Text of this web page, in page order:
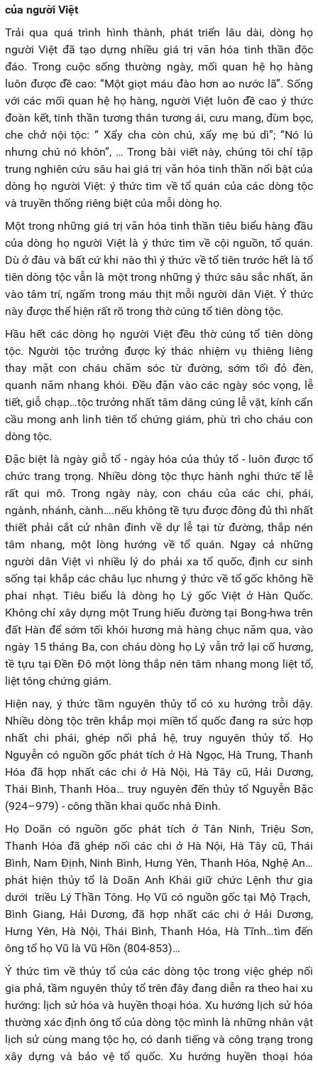
của người Việt
Trải qua quá trình hình thành, phát triển lâu dài, dòng họ
người Việt đã tạo dựng nhiều giá trị văn hóa tinh thần độc
đáo. Trong cuộc sống thường ngày, mối quan hệ họ hàng
luôn được đề cao: “Một giọt máu đào hơn ao nước lã”. Sống
với các mối quan hệ họ hàng, người Việt luôn đề cao ý thức
đoàn kết, tinh thần tương thân tương ái, cưu mang, đùm bọc,
che chở nội tộc: “ Xẩy cha còn chú, xẩy mẹ bú dì”; “Nó lú
nhưng chú nó khôn”, … Trong bài viết này, chúng tôi chỉ tập
trung nghiên cứu sâu hai giá trị văn hóa tinh thần nổi bật của
dòng họ người Việt: ý thức tìm về tổ quán của các dòng tộc
và truyền thống riêng biệt của mỗi dòng họ.
Một trong những giá trị văn hóa tinh thần tiêu biểu hàng đầu
của dòng họ người Việt là ý thức tìm về cội nguồn, tổ quán.
Dù ở đâu và bất cứ khi nào thì ý thức về tổ tiên trước hết là tổ
tiên dòng tộc vẫn là một trong những ý thức sâu sắc nhất, ăn
vào tâm trí, ngấm trong máu thịt mỗi người dân Việt. Ý thức
này được thể hiện rất rõ trong thờ cúng tổ tiên dòng tộc.
Hầu hết các dòng họ người Việt đều thờ cúng tổ tiên dòng
tộc. Người tộc trưởng được ký thác nhiệm vụ thiêng liêng
thay mặt con cháu chăm sóc từ đường, sớm tối đỏ đèn,
quanh năm nhang khói. Đều đặn vào các ngày sóc vọng, lễ
tiết, giỗ chạp…tộc trưởng nhất tâm dâng cúng lễ vật, kính cẩn
cầu mong anh linh tiên tổ chứng giám, phù trì cho cháu con
dòng tộc.
Đặc biệt là ngày giỗ tổ - ngày hóa của thủy tổ - luôn được tổ
chức trang trọng. Nhiều dòng tộc thực hành nghi thức tế lễ
rất qui mô. Trong ngày này, con cháu của các chi, phái,
ngành, nhánh, cành….nếu không tề tựu được đông đủ thì nhất
thiết phải cắt cử nhân đinh về dự lễ tại từ đường, thắp nén
tâm nhang, một lòng hướng về tổ quán. Ngay cả những
người dân Việt vì nhiều lý do phải xa tổ quốc, định cư sinh
sống tại khắp các châu lục nhưng ý thức về tổ gốc không hề
phai nhạt. Tiêu biểu là dòng họ Lý gốc Việt ở Hàn Quốc.
Không chỉ xây dựng một Trung hiếu đường tại Bong-hwa trên
đất Hàn để sớm tối khói hương mà hàng chục năm qua, vào
ngày 15 tháng Ba, con cháu dòng họ Lý vẫn trở lại cố hương,
tề tựu tại Đền Đô một lòng thắp nén tâm nhang mong liệt tổ,
liệt tông chứng giám.
Hiện nay, ý thức tầm nguyên thủy tổ có xu hướng trỗi dậy.
Nhiều dòng tộc trên khắp mọi miền tổ quốc đang ra sức hợp
nhất chi phái, ghép nối phả hệ, truy nguyên thủy tổ. Họ
Nguyễn có nguồn gốc phát tích ở Hà Ngọc, Hà Trung, Thanh
Hóa đã hợp nhất các chi ở Hà Nội, Hà Tây cũ, Hải Dương,
Thái Bình, Thanh Hóa… truy nguyên đến thủy tổ Nguyễn Bặc
(924–979) - công thần khai quốc nhà Đinh.
Họ Doãn có nguồn gốc phát tích ở Tân Ninh, Triệu Sơn,
Thanh Hóa đã ghép nối các chi ở Hà Nội, Hà Tây cũ, Thái
Bình, Nam Định, Ninh Bình, Hưng Yên, Thanh Hóa, Nghệ An…
phát hiện thủy tổ là Doãn Anh Khái giữ chức Lệnh thư gia
dưới triều Lý Thần Tông. Họ Vũ có nguồn gốc tại Mộ Trạch,
Bình Giang, Hải Dương, đã hợp nhất các chi ở Hải Dương,
Hưng Yên, Hà Nội, Thái Bình, Thanh Hóa, Hà Tĩnh…tìm đến
ông tổ họ Vũ là Vũ Hồn (804-853)…
Ý thức tìm về thủy tổ của các dòng tộc trong việc ghép nối
gia phả, tầm nguyên thủy tổ trên đây đang diễn ra theo hai xu
hướng: lịch sử hóa và huyền thoại hóa. Xu hướng lịch sử hóa
thường xác định ông tổ của dòng tộc mình là những nhân vật
lịch sử cùng mang tộc họ, có danh tiếng và công trạng trong
xây dựng và bảo vệ tổ quốc. Xu hướng huyền thoại hóa